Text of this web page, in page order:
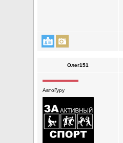
Олег151
АвтоГуру